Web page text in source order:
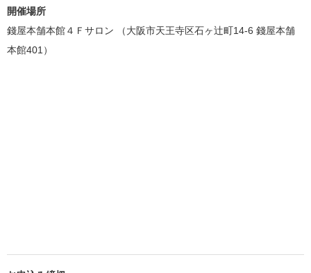
開催場所
錢屋本舗本館４Ｆサロン （大阪市天王寺区石ヶ辻町14-6 錢屋本舗
本館401）